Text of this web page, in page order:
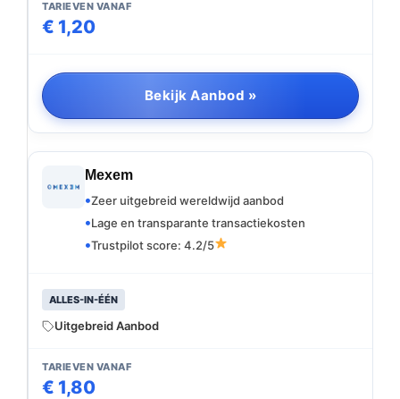
TARIEVEN VANAF
€ 1,20
Bekijk Aanbod »
Mexem
Zeer uitgebreid wereldwijd aanbod
Lage en transparante transactiekosten
Trustpilot score: 4.2/5
ALLES-IN-ÉÉN
Uitgebreid Aanbod
TARIEVEN VANAF
€ 1,80